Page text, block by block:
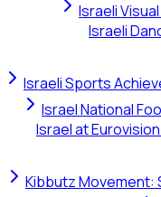
Israeli
Israeli
Israeli Sports
Israel National
Israel at
Kibbutz Movement: